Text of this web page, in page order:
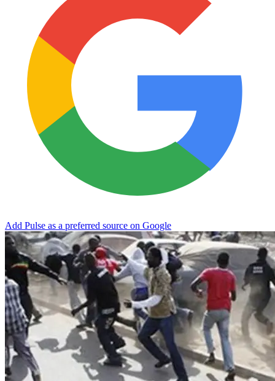
Add Pulse as a preferred source on Google